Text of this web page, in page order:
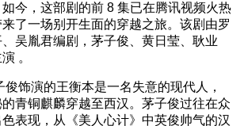
今，这部剧的前 8 集已在腾讯视频火热
了一场别开生面的穿越之旅。该剧由罗
吴胤君编剧，茅子俊、黄日莹、耿业
。
演的王衡本是一名失意的现代人，
青铜麒麟穿越至西汉。茅子俊过往在众
表现，从《美人心计》中英俊帅气的汉